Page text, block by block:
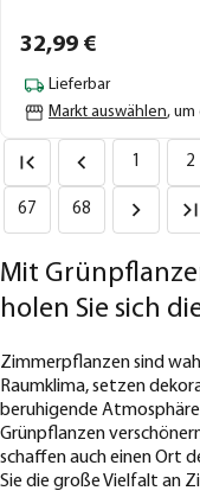
32,99 €
Lieferbar
Markt auswählen,
1 2
67 68
Mit
holen Sie sich
Zimmerpflanzen sind
Raumklima, setzen
beruhigende
Grünpflanzen
schaffen auch einen Ort
Sie die große Vielfalt an